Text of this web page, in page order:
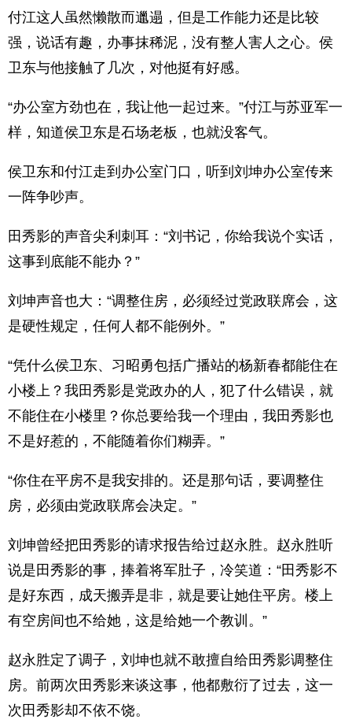
付江这人虽然懒散而邋遢，但是工作能力还是比较
强，说话有趣，办事抹稀泥，没有整人害人之心。侯
卫东与他接触了几次，对他挺有好感。
“办公室方劲也在，我让他一起过来。”付江与苏亚军一
样，知道侯卫东是石场老板，也就没客气。
侯卫东和付江走到办公室门口，听到刘坤办公室传来
一阵争吵声。
田秀影的声音尖利刺耳：“刘书记，你给我说个实话，
这事到底能不能办？”
刘坤声音也大：“调整住房，必须经过党政联席会，这
是硬性规定，任何人都不能例外。”
“凭什么侯卫东、习昭勇包括广播站的杨新春都能住在
小楼上？我田秀影是党政办的人，犯了什么错误，就
不能住在小楼里？你总要给我一个理由，我田秀影也
不是好惹的，不能随着你们糊弄。”
“你住在平房不是我安排的。还是那句话，要调整住
房，必须由党政联席会决定。”
刘坤曾经把田秀影的请求报告给过赵永胜。赵永胜听
说是田秀影的事，捧着将军肚子，冷笑道：“田秀影不
是好东西，成天搬弄是非，就是要让她住平房。楼上
有空房间也不给她，这是给她一个教训。”
赵永胜定了调子，刘坤也就不敢擅自给田秀影调整住
房。前两次田秀影来谈这事，他都敷衍了过去，这一
次田秀影却不依不饶。